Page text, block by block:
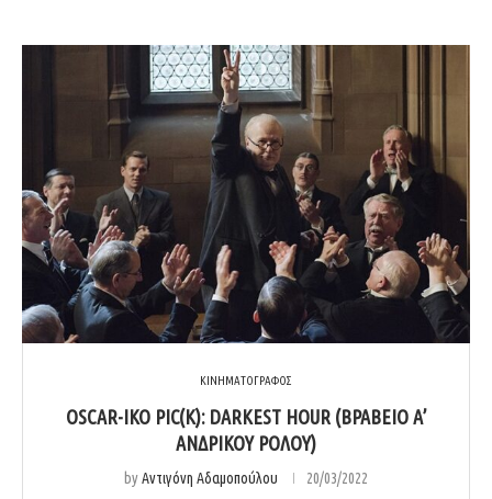
ΚΙΝΗΜΑΤΟΓΡΑΦΟΣ
OSCAR-ΙΚΌ PIC(K): DARKEST HOUR (ΒΡΑΒΕΊΟ Α’
ΑΝΔΡΙΚΟΎ ΡΌΛΟΥ)
byΑντιγόνη Αδαμοπούλου 20/03/2022